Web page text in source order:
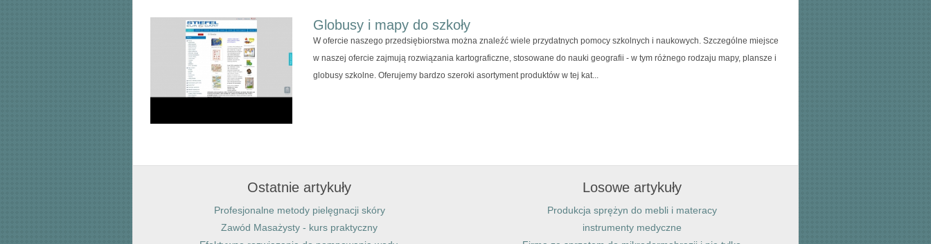
Globusy i mapy do szkoły
W ofercie naszego przedsiębiorstwa można znaleźć wiele przydatnych pomocy szkolnych i naukowych. Szczególne miejsce
w naszej ofercie zajmują rozwiązania kartograficzne, stosowane do nauki geografii - w tym różnego rodzaju mapy, plansze i
globusy szkolne. Oferujemy bardzo szeroki asortyment produktów w tej kat...
Ostatnie artykuły
Profesjonalne metody pielęgnacji skóry
Zawód Masażysty - kurs praktyczny
Losowe artykuły
Produkcja sprężyn do mebli i materacy
instrumenty medyczne